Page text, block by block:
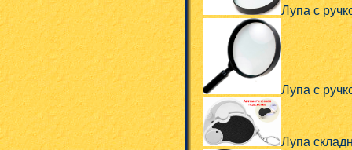
Лупа с
Лупа с
Лупа